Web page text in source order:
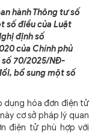
hành Thông tư số
số điều của Luật
định số
của Chính phủ
số 70/2025/NĐ-
bổ sung một số
dụng hóa đơn điện tử
cơ sở pháp lý quan
điện tử phù hợp với